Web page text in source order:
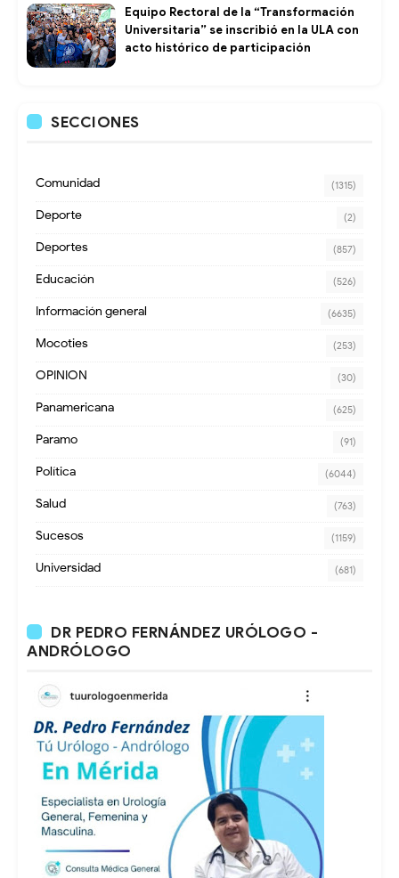
Equipo Rectoral de la “Transformación
Universitaria” se inscribió en la ULA con
acto histórico de participación
SECCIONES
Comunidad (1315)
Deporte (2)
Deportes (857)
Educación (526)
Información general (6635)
Mocoties (253)
OPINION (30)
Panamericana (625)
Paramo (91)
Política (6044)
Salud (763)
Sucesos (1159)
Universidad (681)
DR PEDRO FERNÁNDEZ URÓLOGO -
ANDRÓLOGO